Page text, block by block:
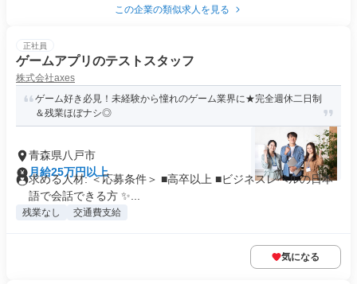
この企業の類似求人を見る
正社員
ゲームアプリのテストスタッフ
株式会社axes
ゲーム好き必見！未経験から憧れのゲーム業界に★完全週休二日制
＆残業ほぼナシ◎
青森県八戸市
月給25万円以上
求める人材: ＜応募条件＞ ■高卒以上 ■ビジネスレベルの日本
語で会話できる方 ✨...
残業なし 交通費支給
気になる